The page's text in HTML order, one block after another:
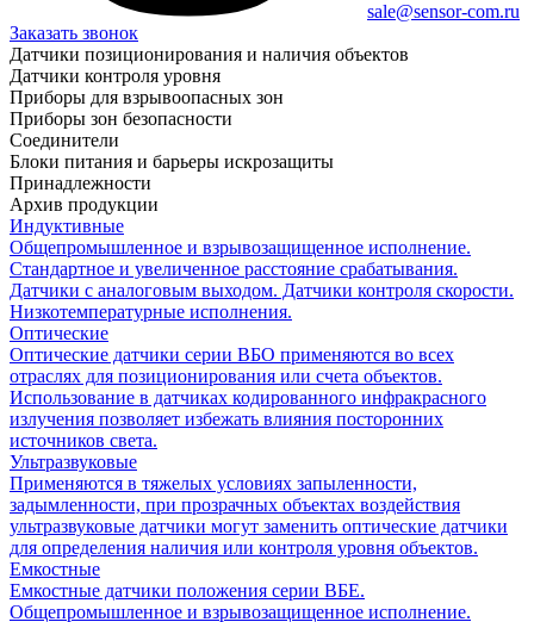
sale@sensor-com.ru
Заказать звонок
Датчики позиционирования и наличия объектов
Датчики контроля уровня
Приборы для взрывоопасных зон
Приборы зон безопасности
Соединители
Блоки питания и барьеры искрозащиты
Принадлежности
Архив продукции
Индуктивные
Общепромышленное и взрывозащищенное исполнение.
Стандартное и увеличенное расстояние срабатывания.
Датчики с аналоговым выходом. Датчики контроля скорости.
Низкотемпературные исполнения.
Оптические
Оптические датчики серии ВБО применяются во всех
отраслях для позиционирования или счета объектов.
Использование в датчиках кодированного инфракрасного
излучения позволяет избежать влияния посторонних
источников света.
Ультразвуковые
Применяются в тяжелых условиях запыленности,
задымленности, при прозрачных объектах воздействия
ультразвуковые датчики могут заменить оптические датчики
для определения наличия или контроля уровня объектов.
Емкостные
Емкостные датчики положения серии ВБЕ.
Общепромышленное и взрывозащищенное исполнение.